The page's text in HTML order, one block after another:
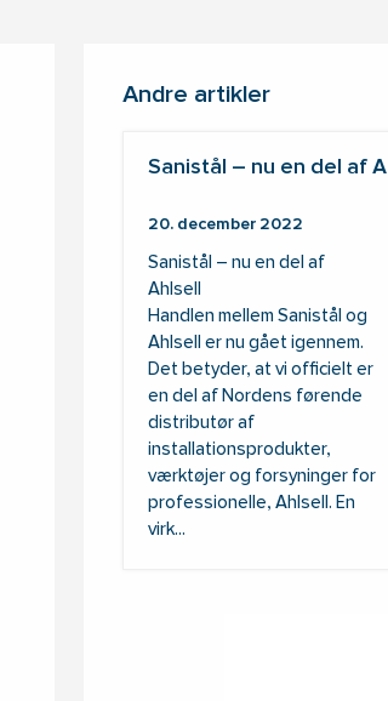
Andre artikler
Sanistål – nu en del af
20. december 2022
Sanistål – nu en del af
Ahlsell
Handlen mellem Sanistål og
Ahlsell er nu gået igennem.
Det betyder, at vi officielt er
en del af Nordens førende
distributør af
installationsprodukter,
værktøjer og forsyninger for
professionelle, Ahlsell. En
virk...